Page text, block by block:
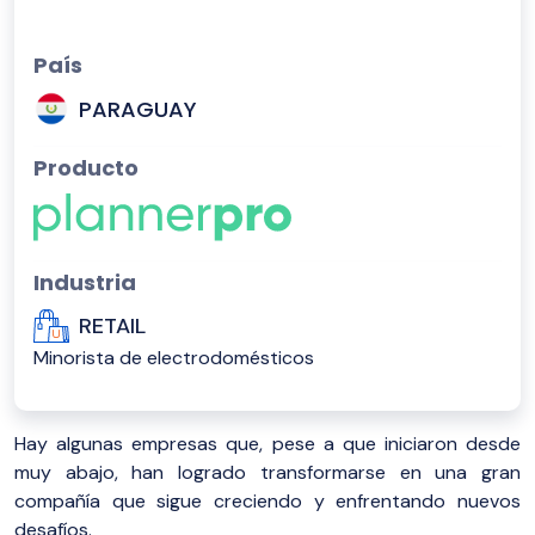
País
PARAGUAY
Producto
Industria
RETAIL
Minorista de electrodomésticos
Hay algunas empresas que, pese a que iniciaron desde
muy abajo, han logrado transformarse en una gran
compañía que sigue creciendo y enfrentando nuevos
desafíos.